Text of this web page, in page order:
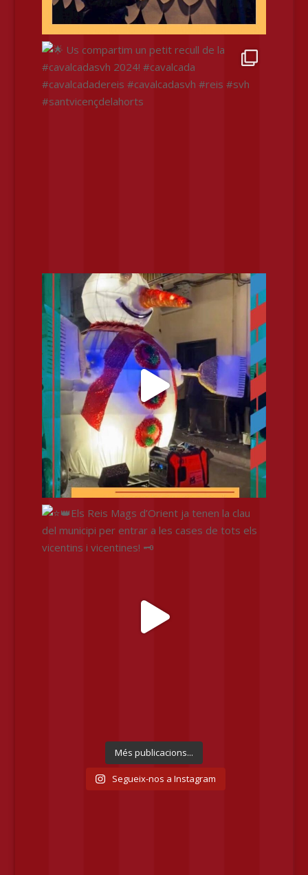
Més publicacions...
Segueix-nos a Instagram